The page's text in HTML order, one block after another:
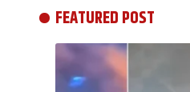
FEATURED POST